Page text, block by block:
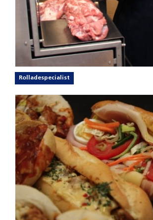
Rolladespecialist